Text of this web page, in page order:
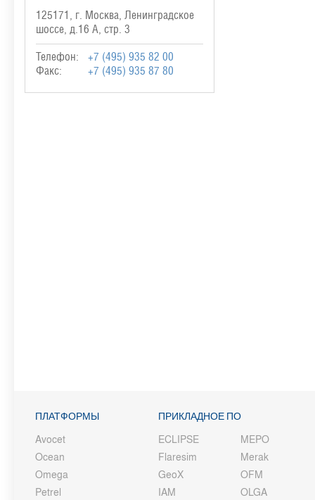
125171, г. Москва, Ленинградское
шоссе, д.16 А, стр. 3
Телефон:
+7 (495) 935 82 00
Факс:
+7 (495) 935 87 80
ПЛАТФОРМЫ
Avocet
Ocean
Omega
Petrel
ПРИКЛАДНОЕ ПО
ECLIPSE
Flaresim
GeoX
IAM
MEPO
Merak
OFM
OLGA